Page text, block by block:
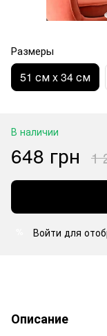
Размеры
51 см x 34 см
В наличии
648 грн 1
Войти для
Описание